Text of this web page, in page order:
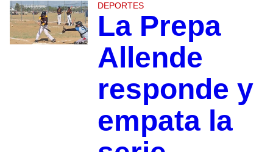
DEPORTES
La Prepa
Allende
responde y
empata la